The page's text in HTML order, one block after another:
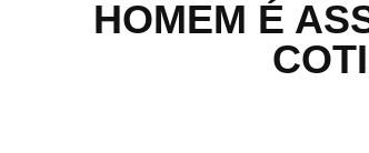
HOMEM É